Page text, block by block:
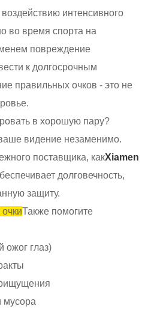
интенсивного
во время спорта на
повреждение
к долгосрочным
правильных очков - это не
в хорошую пару?
видение незаменимо.
поставщика, какXiamen
долговечность,
защиту.
Также помогите
ожог глаз)
мусора